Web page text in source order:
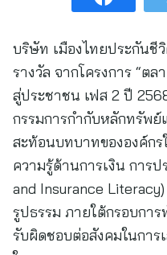
บริษัท เมืองไทยประกันชี
รางวัล จากโครงการ “ต
สู่ประชาชน เฟส 2 ปี
กรรมการกำกับหลักทรัพย์
สะท้อนบทบาทขององค์ก
ความรู้ด้านการเงิน การ
and Insurance
รูปธรรม ภายใต้กรอบกา
รับผิดชอบต่อสังคมในการ